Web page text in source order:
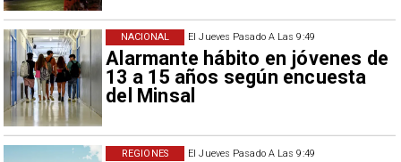
El Jueves Pasado A Las 9:49
Alarmante hábito en jóvenes de
13 a 15 años según encuesta
del Minsal
NACIONAL
El Jueves Pasado A Las 9:49
REGIONES